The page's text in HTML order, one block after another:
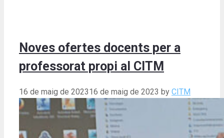
Noves ofertes docents per a
professorat propi al CITM
16 de maig de 202316 de maig de 2023 by CITM